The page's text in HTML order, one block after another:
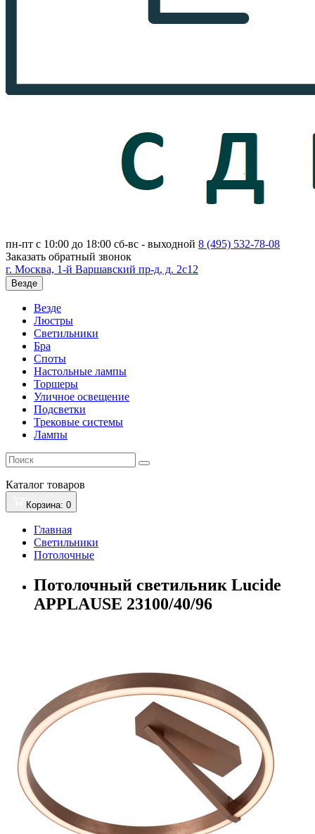
пн-пт с 10:00 до 18:00 сб-вс - выходной 8 (495) 532-78-08
Заказать обратный звонок
г. Москва, 1-й Варшавский пр-д, д. 2с12
Везде
Везде
Люстры
Светильники
Бра
Споты
Настольные лампы
Торшеры
Уличное освещение
Подсветки
Трековые системы
Лампы
Каталог товаров
Корзина: 0
Главная
Светильники
Потолочные
Потолочный светильник Lucide
APPLAUSE 23100/40/96